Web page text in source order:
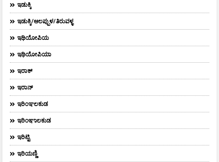
ಇಡುಕ್ಕಿ
ಇಡುಕ್ಕಿ/ಆಲಪ್ಪುಳ/ತಿರುವಳ್ಳ
ಇಥಿಯೋಪಿಯ
ಇಥಿಯೋಪಿಯಾ
ಇರಾಕ್‌
ಇರಾನ್
ಇರಿಂಞಲಕುಡ
ಇರಿಂಞಾಲಕುಡ
ಇರಿಟ್ಟಿ
ಇರಿಯಣ್ಣಿ